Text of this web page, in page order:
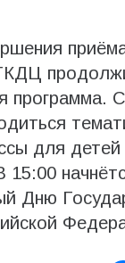
программа.
для детей
15:00
Дню